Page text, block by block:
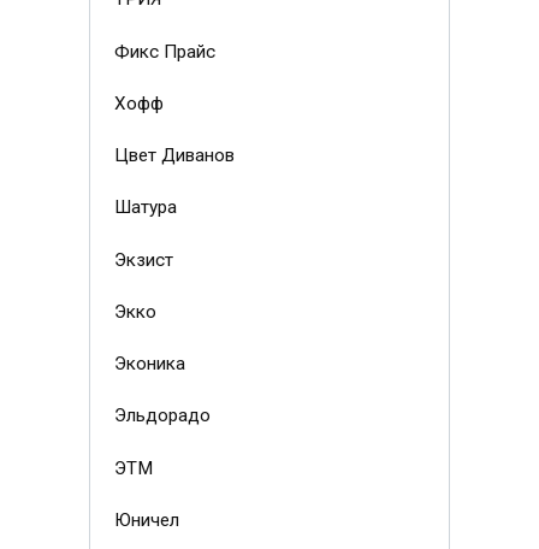
Фикс Прайс
Хофф
Цвет Диванов
Шатура
Экзист
Экко
Эконика
Эльдорадо
ЭТМ
Юничел